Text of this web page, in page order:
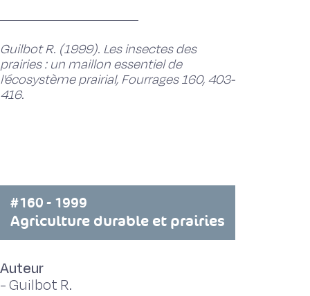
Guilbot R. (1999). Les insectes des
prairies : un maillon essentiel de
l'écosystème prairial, Fourrages 160, 403-
416.
#160 - 1999
Agriculture durable et prairies
Auteur
-Guilbot R.